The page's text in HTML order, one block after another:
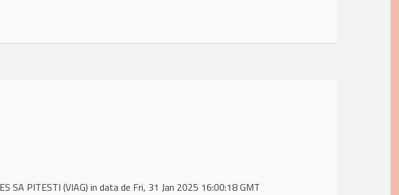
SA PITESTI (VIAG) in data de Fri, 31 Jan 2025 16:00:18 GMT